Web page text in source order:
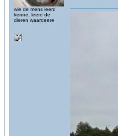
wie de mens leerd
kenne, leerd de
dieren waardeere